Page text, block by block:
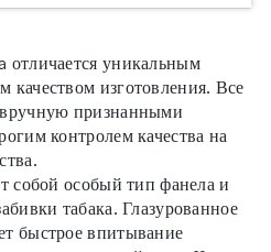
уникальным
изготовления. Все
признанными
контролем качества на
собой особый тип фанела и
табака. Глазурованное
быстрое впитывание